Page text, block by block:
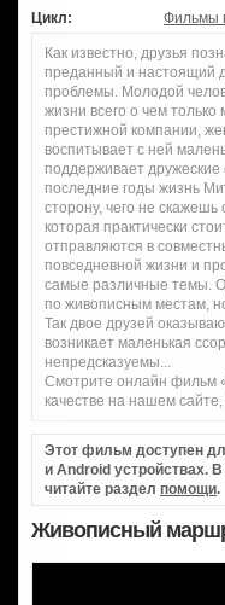
Цикл:
Фильмы
Как известно, друзья
преданный и настоящий
проблемы. Молодой
жизни всего о чем
престижной компании,
воспитывает с ней
поддерживает
последние годы жизнь
сторону, чего не
которая практически
отправляются в
повседневной жизни и
самые различные темы.
по живописным местам,
Так двое друзей
возникает маленькая
непредсказуемы...
Смотрите онлайн фильм
качестве на нашем
Этот фильм доступен
и Android устройствах.
читайте раздел помощи.
Живописный